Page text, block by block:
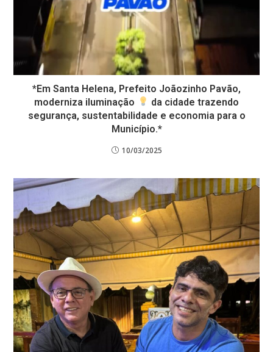
*Em Santa Helena, Prefeito Joãozinho Pavão,
moderniza iluminação
da cidade trazendo
segurança, sustentabilidade e economia para o
Município.*
10/03/2025